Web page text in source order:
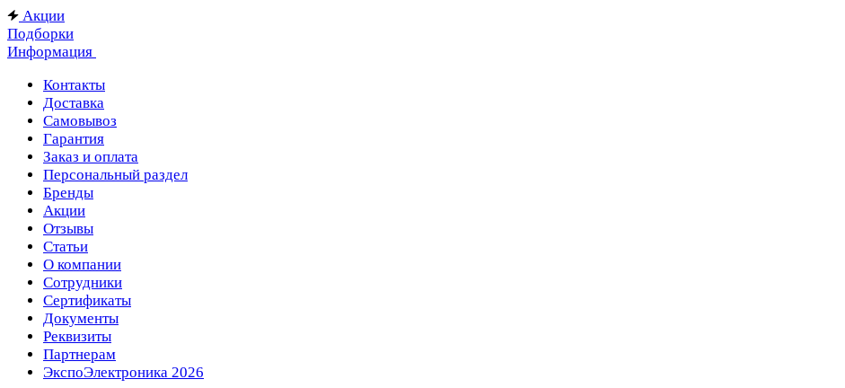
Акции
Подборки
Информация
Контакты
Доставка
Самовывоз
Гарантия
Заказ и оплата
Персональный раздел
Бренды
Акции
Отзывы
Статьи
О компании
Сотрудники
Сертификаты
Документы
Реквизиты
Партнерам
ЭкспоЭлектроника 2026